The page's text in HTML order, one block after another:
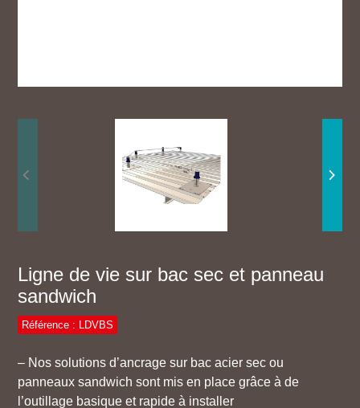
Ligne de vie sur bac sec et panneau
sandwich
Référence : LDVBS
– Nos solutions d’ancrage sur bac acier sec ou
panneaux sandwich sont mis en place grâce à de
l’outillage basique et rapide à installer